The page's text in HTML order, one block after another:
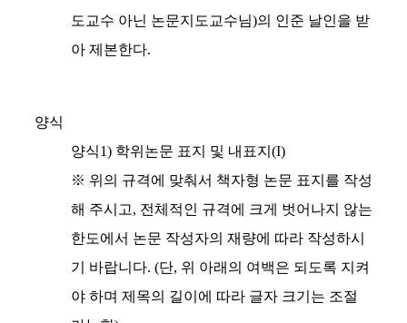
도교수 아닌 논문지도교수님)의 인준 날인을 받
아 제본한다.
양식
양식1) 학위논문 표지 및 내표지(I)
※ 위의 규격에 맞춰서 책자형 논문 표지를 작성
해 주시고, 전체적인 규격에 크게 벗어나지 않는
한도에서 논문 작성자의 재량에 따라 작성하시
기 바랍니다. (단, 위 아래의 여백은 되도록 지켜
야 하며 제목의 길이에 따라 글자 크기는 조절